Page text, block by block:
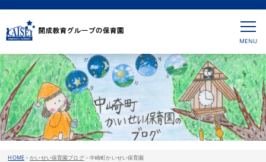
HOME>かいせい保育園ブログ>中崎町かいせい保育園